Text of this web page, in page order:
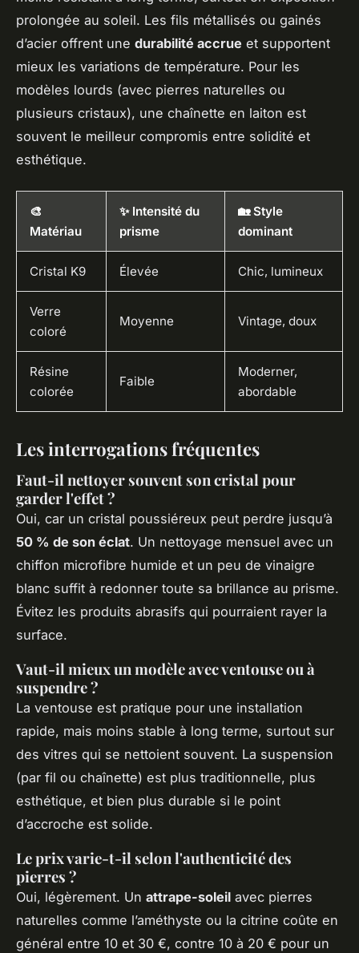
prolongée au soleil. Les fils métallisés ou gainés
d’acier offrent une durabilité accrue et supportent
mieux les variations de température. Pour les
modèles lourds (avec pierres naturelles ou
plusieurs cristaux), une chaînette en laiton est
souvent le meilleur compromis entre solidité et
esthétique.
🎨
Matériau
✨ Intensité du
prisme
🏡 Style
dominant
Cristal K9 Élevée Chic, lumineux
Verre
coloré
Moyenne Vintage, doux
Résine
colorée
Faible
Moderner,
abordable
Les interrogations fréquentes
Faut-il nettoyer souvent son cristal pour
garder l'effet ?
Oui, car un cristal poussiéreux peut perdre jusqu’à
50 % de son éclat. Un nettoyage mensuel avec un
chiffon microfibre humide et un peu de vinaigre
blanc suffit à redonner toute sa brillance au prisme.
Évitez les produits abrasifs qui pourraient rayer la
surface.
Vaut-il mieux un modèle avec ventouse ou à
suspendre ?
La ventouse est pratique pour une installation
rapide, mais moins stable à long terme, surtout sur
des vitres qui se nettoient souvent. La suspension
(par fil ou chaînette) est plus traditionnelle, plus
esthétique, et bien plus durable si le point
d’accroche est solide.
Le prix varie-t-il selon l'authenticité des
pierres ?
Oui, légèrement. Un attrape-soleil avec pierres
naturelles comme l’améthyste ou la citrine coûte en
général entre 10 et 30 €, contre 10 à 20 € pour un